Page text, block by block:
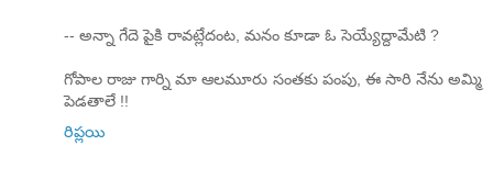
-- అన్నా గేదె పైకి రావట్లేదంట, మనం కూడా ఓ సెయ్యేద్దామేటి ?
గోపాల రాజు గార్ని మా ఆలమూరు సంతకు పంపు, ఈ సారి నేను అమ్మి
పెడతాలే !!
రిప్లయి